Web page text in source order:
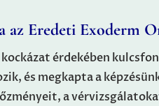
az Eredeti Exoderm
érdekében
és megkapta a
a